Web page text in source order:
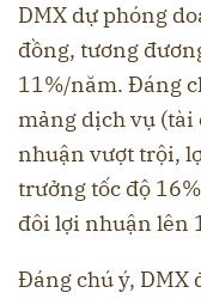
DMX dự phóng
đồng, tương
11%/năm. Đáng
mảng dịch vụ
nhuận vượt trội,
trưởng tốc độ
đôi lợi nhuận lên
Đáng chú ý, DMX